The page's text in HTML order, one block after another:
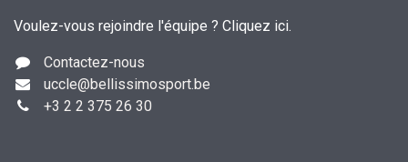
Voulez-vous rejoindre l'équipe ? Cliquez ici.
Contactez-nous
uccle@bellissimosport.be
+3 2 2 375 26 30